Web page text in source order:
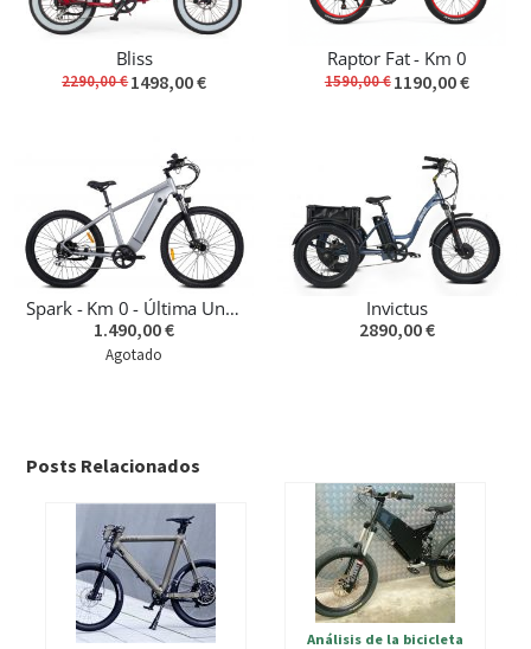
Bliss
2290,00 €1498,00 €
Raptor Fat - Km 0
1590,00 €1190,00 €
Spark - Km 0 - Última Unidad
1.490,00 €
Agotado
Invictus
2890,00 €
Posts Relacionados
Análisis de la bicicleta